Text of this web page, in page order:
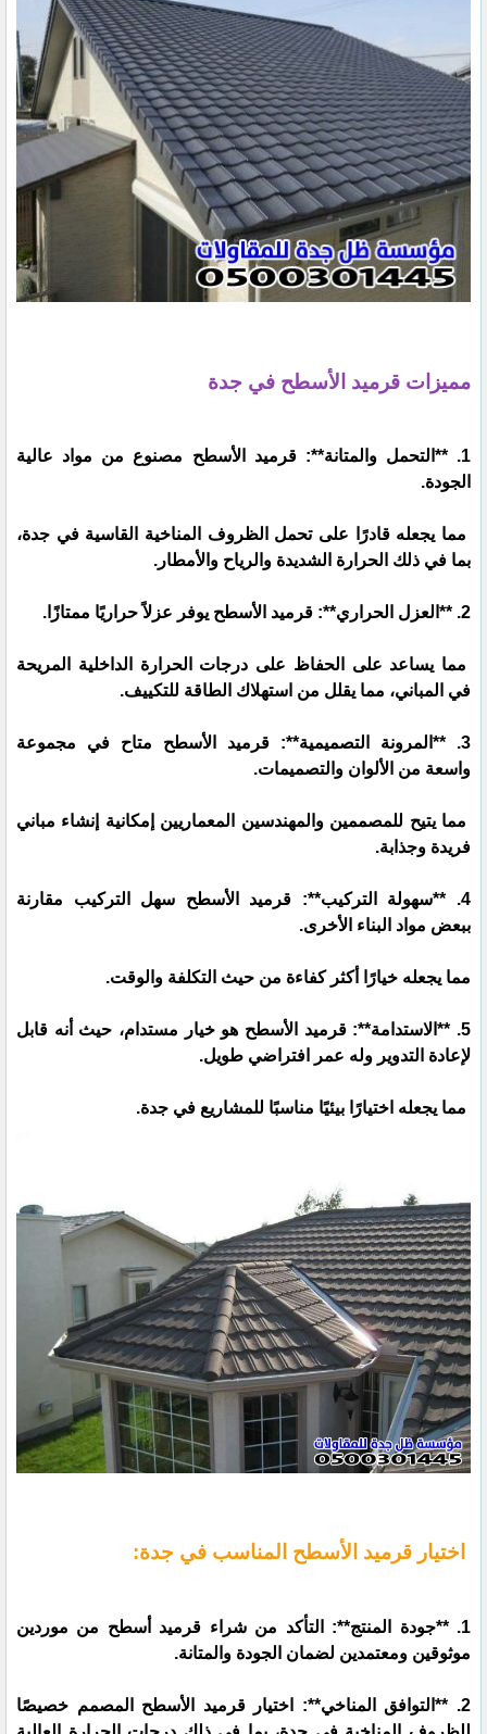
مميزات قرميد الأسطح في جدة
1. **التحمل والمتانة**: قرميد الأسطح مصنوع من مواد عالية
الجودة.
مما يجعله قادرًا على تحمل الظروف المناخية القاسية في جدة،
بما في ذلك الحرارة الشديدة والرياح والأمطار.
2. **العزل الحراري**: قرميد الأسطح يوفر عزلاً حراريًا ممتازًا.
مما يساعد على الحفاظ على درجات الحرارة الداخلية المريحة
في المباني، مما يقلل من استهلاك الطاقة للتكييف.
3. **المرونة التصميمية**: قرميد الأسطح متاح في مجموعة
واسعة من الألوان والتصميمات.
مما يتيح للمصممين والمهندسين المعماريين إمكانية إنشاء مباني
فريدة وجذابة.
4. **سهولة التركيب**: قرميد الأسطح سهل التركيب مقارنة
ببعض مواد البناء الأخرى.
مما يجعله خيارًا أكثر كفاءة من حيث التكلفة والوقت.
5. **الاستدامة**: قرميد الأسطح هو خيار مستدام، حيث أنه قابل
لإعادة التدوير وله عمر افتراضي طويل.
مما يجعله اختيارًا بيئيًا مناسبًا للمشاريع في جدة.
اختيار قرميد الأسطح المناسب في جدة:
1. **جودة المنتج**: التأكد من شراء قرميد أسطح من موردين
موثوقين ومعتمدين لضمان الجودة والمتانة.
2. **التوافق المناخي**: اختيار قرميد الأسطح المصمم خصيصًا